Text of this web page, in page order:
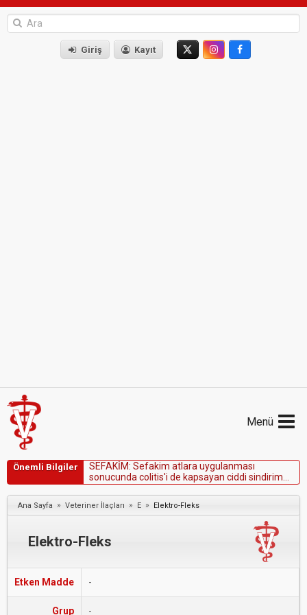
Giriş Kayıt
Menü
Önemli Bilgiler SEFAKİM: Sefakim atara uygu anması
sonucunda co itis'i de kapsayan ciddi sindirim
sistemibozukluklarınayolaçabilir.
Ana Sayfa » Veteriner İlaçları » E » Elektro-Fleks
Elektro-Fleks
Etken Madde -
Grup -